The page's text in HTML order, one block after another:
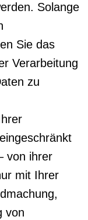
Solange
Sie das
Verarbeitung
zu
von ihrer
mit Ihrer
von